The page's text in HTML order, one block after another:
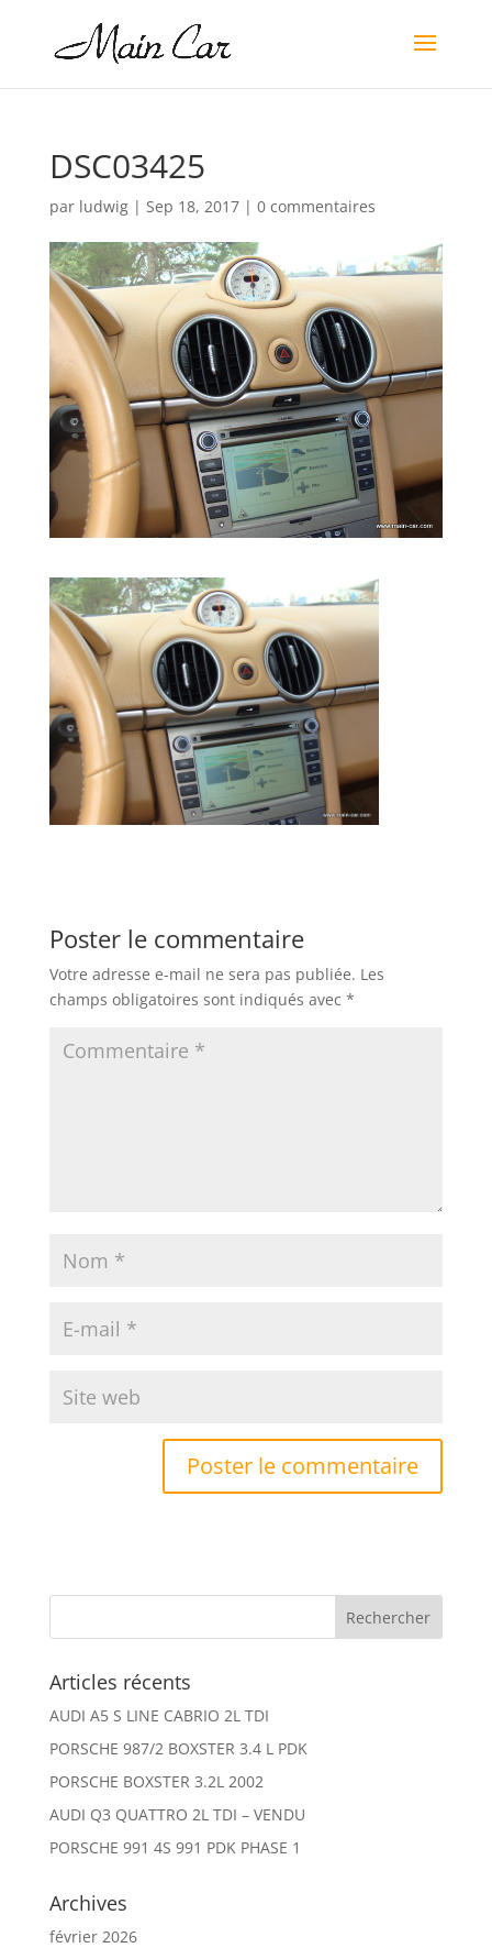
DSC03425
par ludwig| Sep 18, 2017| 0 commentaires
Poster le commentaire
Votre adresse e-mail ne sera pas publiée. Les
champs obligatoires sont indiqués avec *
Articles récents
AUDI A5 S LINE CABRIO 2L TDI
PORSCHE 987/2 BOXSTER 3.4 L PDK
PORSCHE BOXSTER 3.2L 2002
AUDI Q3 QUATTRO 2L TDI – VENDU
PORSCHE 991 4S 991 PDK PHASE 1
Archives
février 2026